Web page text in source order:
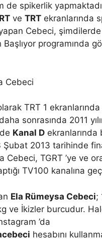
de spikerlik
ve TRT ekranlarında
Cebeci, şimdilerde
Başlıyor programında
TRT 1
sonrasında 2011
Kanal D ekranlarında
Şubat 2013 tarihinde
Cebeci, TGRT ’ye ve
TV100 kanalına
Ela Rümeysa Cebeci;
ve İkizler burcudur.
’da
hesabını